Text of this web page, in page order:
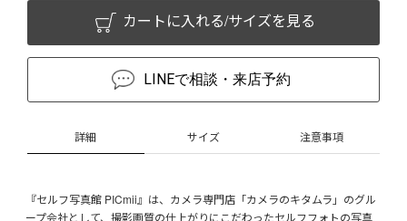
カートに入れる/サイズを見る
LINEで相談・来店予約
詳細 サイズ 注意事項
『セルフ写真館 PICmii』は、カメラ専門店「カメラのキタムラ」のグル
ープ会社として、撮影画質の仕上がりにこだわったセルフフォトの写真